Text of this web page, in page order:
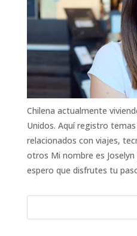
Chilena actualmente
Unidos. Aquí registro
relacionados con viajes,
otros Mi nombre es
espero que disfrutes tu